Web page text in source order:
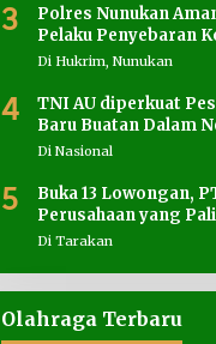
3
Polres Nunukan
Pelaku Penyebaran
Di Hukrim, Nunukan
4
TNI AU diperkuat
Baru Buatan Dalam
Di Nasional
5
Buka 13 Lowongan,
Perusahaan yang
Pencari Kerja
Di Tarakan
Olahraga Terbaru